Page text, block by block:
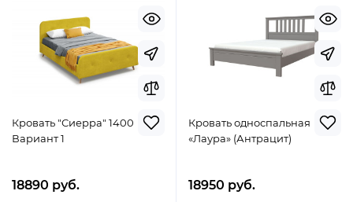
Кровать "Сиерра" 1400
Вариант 1
18890 руб.
Кровать односпальная
«Лаура» (Антрацит)
18950 руб.